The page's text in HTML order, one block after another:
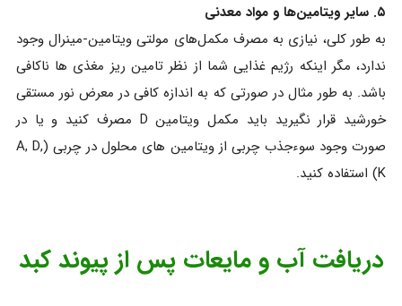
۵. سایر ویتامین‌ها و مواد معدنی
به طور کلی، نیازی به مصرف مکمل‌های مولتی ویتامین-مینرال وجود
ندارد، مگر اینکه رژیم غذایی شما از نظر تامین ریز مغذی ها ناکافی
باشد. به طور مثال در صورتی که به اندازه کافی در معرض نور مستقی
خورشید قرار نگیرید باید مکمل ویتامین D مصرف کنید و یا در
صورت وجود سوءجذب چربی از ویتامین های محلول در چربی (A, D,
K) استفاده کنید.
دریافت آب و مایعات پس از پیوند کبد